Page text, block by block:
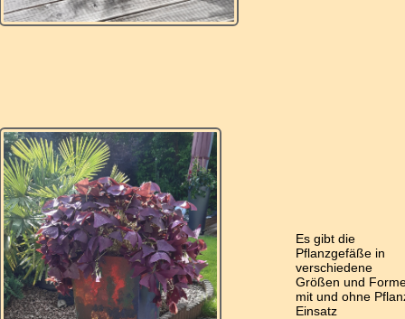
Es gibt die
Pflanzgefäße in
verschiedene
Größen und
mit und ohne
Einsatz